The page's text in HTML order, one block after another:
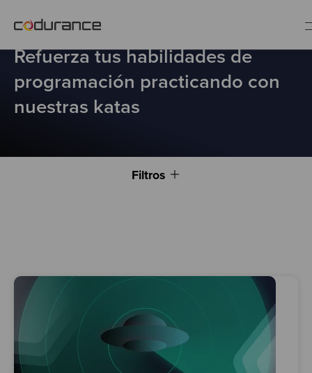
Clientes
Únete al equipo
Test
KATAS
Refuerza tus habilidades de
programación practicando con
nuestras katas
Filtros